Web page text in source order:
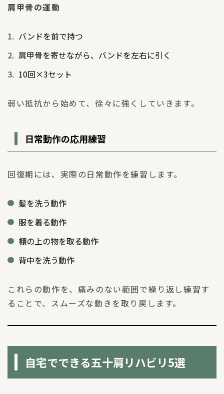
肩甲骨の運動
バンドを前で持つ
肩甲骨を寄せながら、バンドを左右に引く
10回×3セット
弱い抵抗から始めて、徐々に強くしていきます。
日常動作の応用練習
回復期には、実際の日常動作を練習します。
髪を洗う動作
服を着る動作
棚の上の物を取る動作
背中を洗う動作
これらの動作を、痛みのない範囲で繰り返し練習す
ることで、スムーズな動きを取り戻します。
自宅でできる五十肩リハビリ5選